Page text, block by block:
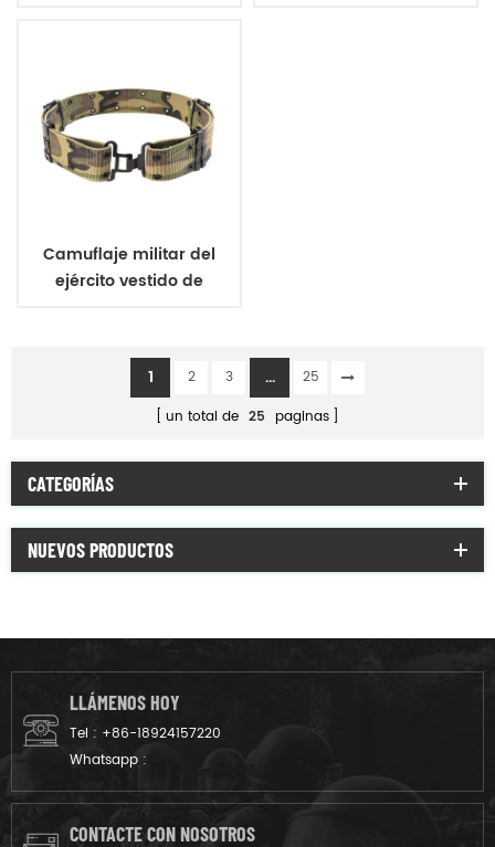
Camuflaje militar del
ejército vestido de
1 2 3 ...
25
un total de 25 paginas
CATEGORÍAS
NUEVOS PRODUCTOS
LLÁMENOS HOY
Tel : +86-18924157220
Whatsapp :
CONTACTE CON NOSOTROS